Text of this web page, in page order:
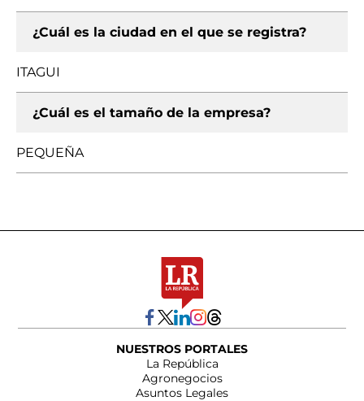
¿Cuál es la ciudad en el que se registra?
ITAGUI
¿Cuál es el tamaño de la empresa?
PEQUEÑA
NUESTROS PORTALES
La República
Agronegocios
Asuntos Legales